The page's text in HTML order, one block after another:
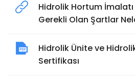
Hidrolik Hortum
Gerekli Olan Şartlar
Hidrolik Ünite ve
Sertifikası